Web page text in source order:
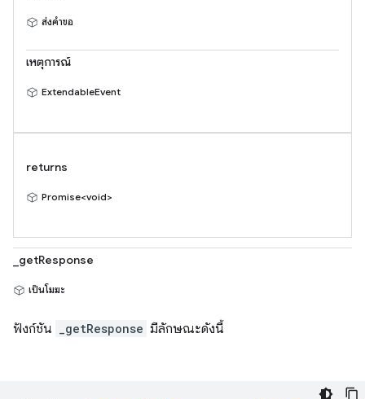
ส่งคำขอ
เหตุการณ์
ExtendableEvent
returns
Promise<void>
_getResponse
เป็นโมฆะ
ฟังก์ชัน _getResponse มีลักษณะดังนี้